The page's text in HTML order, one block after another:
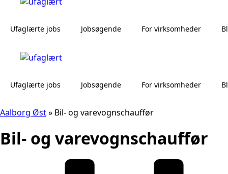
Ufaglærte jobs Jobsøgende For virksomheder
Ufaglærte jobs Jobsøgende For virksomheder
Aalborg Øst» Bil- og varevognschauffør
Bil- og varevognschauffør